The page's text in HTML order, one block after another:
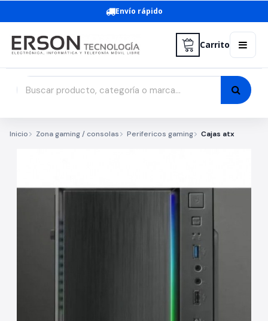
Envío rápido
Carrito
Inicio Zona gaming / consolas Perifericos gaming Cajas atx